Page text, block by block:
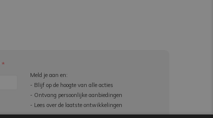
*
Meld je aan en:
- Blijf op de hoogte van alle acties
- Ontvang persoonlijke aanbiedingen
- Lees over de laatste ontwikkelingen